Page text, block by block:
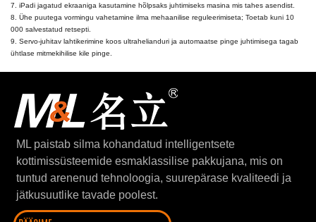
7. iPadi jagatud ekraaniga kasutamine hõlpsaks juhtimiseks masina mis tahes asendist.
8. Ühe puutega vormingu vahetamine ilma mehaanilise reguleerimiseta; Toetab kuni 10
000 salvestatud retsepti.
9. Servo-juhitav lahtikerimine koos ultrahelianduri ja automaatse pinge juhtimisega tagab
ühtlase mitmekihilise kile pinge.
ML paistab silma kohandatud intelligentsete
kottimissüsteemide esmaklassilise pakkujana, mis on
tuntud arenenud tehnoloogia, suurepärase kvaliteedi ja
jätkusuutlike tavade poolest.